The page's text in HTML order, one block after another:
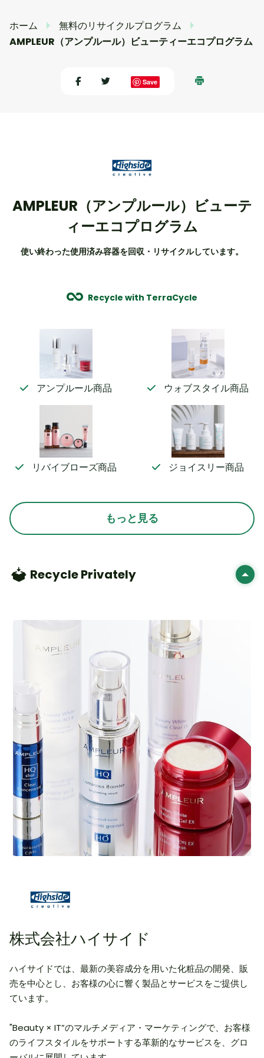
ホーム
無料のリサイクルプログラム
AMPLEUR（アンプルール）ビューティーエコプログラム
Save
AMPLEUR（アンプルール）ビューテ
ィーエコプログラム
使い終わった使用済み容器を回収・リサイクルしています。
Recycle with TerraCycle
アンプルール商品 ウォブスタイル商品
リバイブローズ商品 ジョイスリー商品
もっと見る
Recycle Privately
株式会社ハイサイド
ハイサイドでは、最新の美容成分を用いた化粧品の開発、販
売を中心とし、お客様の心に響く製品とサービスをご提供し
ています。
"Beauty × IT”のマルチメディア・マーケティングで、お客様
のライフスタイルをサポートする革新的なサービスを、グロ